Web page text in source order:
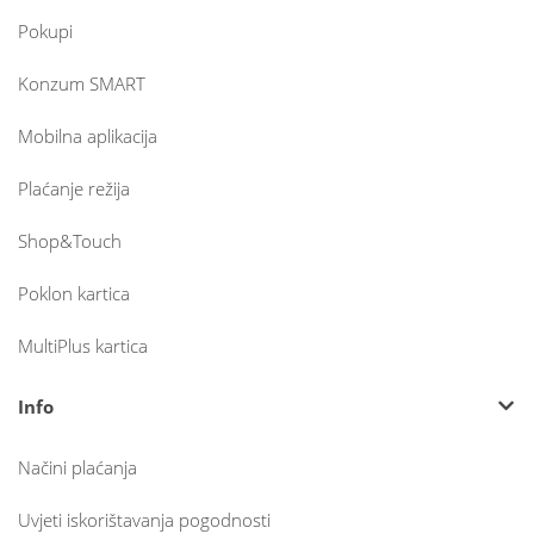
Pokupi
Konzum SMART
Mobilna aplikacija
Plaćanje režija
Shop&Touch
Poklon kartica
MultiPlus kartica
Info
Načini plaćanja
Uvjeti iskorištavanja pogodnosti